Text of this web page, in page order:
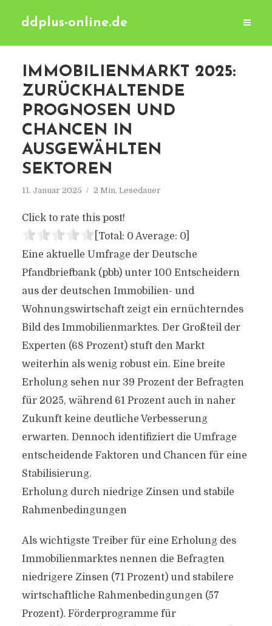
ddplus-online.de
IMMOBILIENMARKT 2025:
ZURÜCKHALTENDE
PROGNOSEN UND
CHANCEN IN
AUSGEWÄHLTEN
SEKTOREN
11. Januar 2025 2 Min. Lesedauer
Click to rate this post!
[Total: 0 Average: 0]
Eine aktuelle Umfrage der Deutsche
Pfandbriefbank (pbb) unter 100 Entscheidern
aus der deutschen Immobilien- und
Wohnungswirtschaft zeigt ein ernüchterndes
Bild des Immobilienmarktes. Der Großteil der
Experten (68 Prozent) stuft den Markt
weiterhin als wenig robust ein. Eine breite
Erholung sehen nur 39 Prozent der Befragten
für 2025, während 61 Prozent auch in naher
Zukunft keine deutliche Verbesserung
erwarten. Dennoch identifiziert die Umfrage
entscheidende Faktoren und Chancen für eine
Stabilisierung.
Erholung durch niedrige Zinsen und stabile
Rahmenbedingungen
Als wichtigste Treiber für eine Erholung des
Immobilienmarktes nennen die Befragten
niedrigere Zinsen (71 Prozent) und stabilere
wirtschaftliche Rahmenbedingungen (57
Prozent). Förderprogramme für